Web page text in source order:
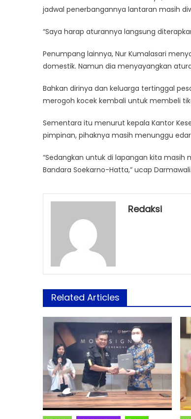
jadwal penerbangannya lantaran masih
“Saya harap aturannya langsung
Penumpang lainnya, Nur Kumalasari
domestik. Namun dia menyayangkan
Bahkan dirinya dan keluarga tertinggal
merogoh kocek kembali untuk membeli
Sementara itu menurut kepala Kantor
pimpinan, pihaknya masih menunggu
“Sedangkan untuk di lapangan kita
Bandara Soekarno-Hatta,” ucap Darmawali.
Redaksi
Related Articles